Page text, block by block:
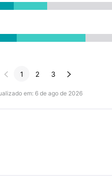
 1 2 3 
em: 6 de ago de 2026